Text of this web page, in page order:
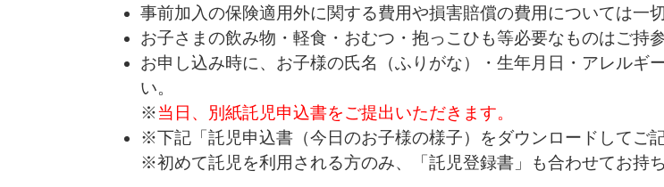
事前加入の保険適用外に関する費用や損害賠償の費用については一
お子さまの飲み物・軽食・おむつ・抱っこひも等必要なものはご持参
お申し込み時に、お子様の氏名（ふりがな）・生年月日・アレルギ
い。
※当日、別紙託児申込書をご提出いただきます。
※下記「託児申込書（今日のお子様の様子）をダウンロードしてご
※初めて託児を利用される方のみ、「託児登録書」も合わせてお持ち